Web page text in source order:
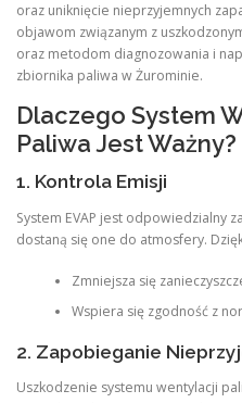
oraz uniknięcie nieprzyjemnych
objawom związanym z
oraz metodom diagnozowania i
zbiornika paliwa w Żurominie.
Dlaczego System
Paliwa Jest Ważny?
1. Kontrola Emisji
System EVAP jest odpowiedzialny
dostaną się one do atmosfery.
Zmniejsza się
Wspiera się zgodność z
2. Zapobieganie
Uszkodzenie systemu wentylacji